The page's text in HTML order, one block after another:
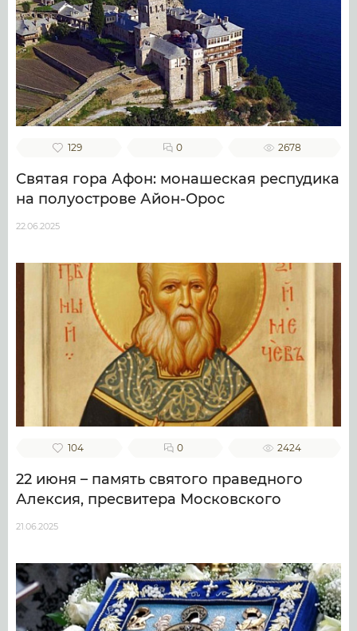
129 0 2678
Святая гора Афон: монашеская респудика
на полуострове Айон-Орос
22.06.2025
104 0 2424
22 июня – память святого праведного
Алексия, пресвитера Московского
21.06.2025